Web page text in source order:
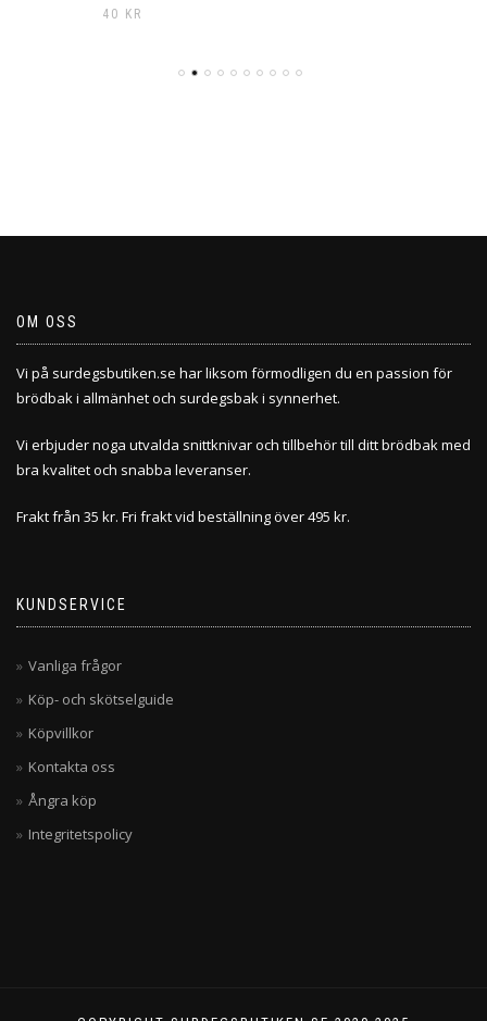
40 KR
OM OSS
Vi på surdegsbutiken.se har liksom förmodligen du en passion för
brödbak i allmänhet och surdegsbak i synnerhet.
Vi erbjuder noga utvalda snittknivar och tillbehör till ditt brödbak med
bra kvalitet och snabba leveranser.
Frakt från 35 kr. Fri frakt vid beställning över 495 kr.
KUNDSERVICE
Vanliga frågor
Köp- och skötselguide
Köpvillkor
Kontakta oss
Ångra köp
Integritetspolicy